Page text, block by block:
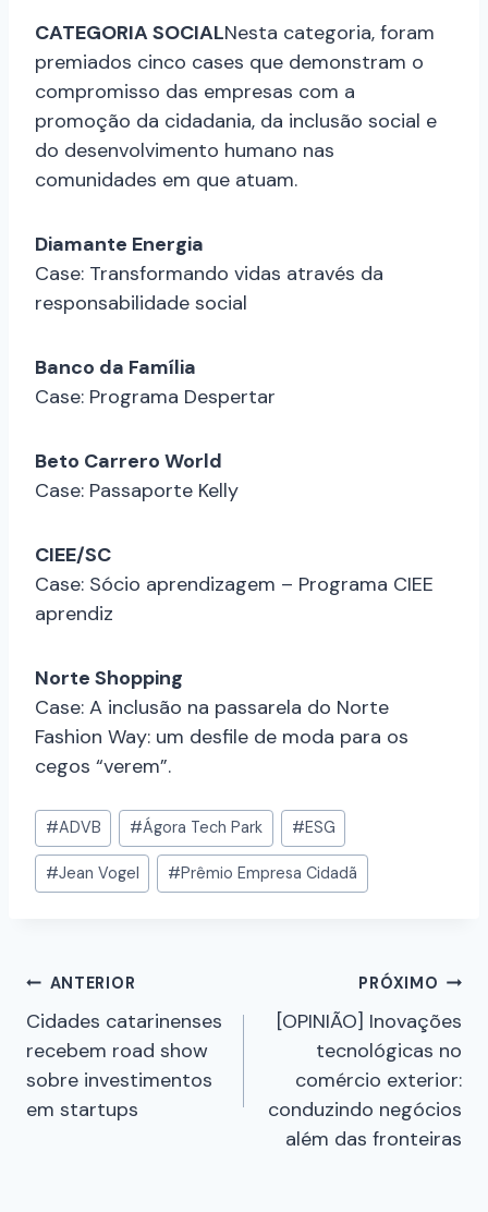
CATEGORIA SOCIALNesta categoria, foram
premiados cinco cases que demonstram o
compromisso das empresas com a
promoção da cidadania, da inclusão social e
do desenvolvimento humano nas
comunidades em que atuam.
Diamante Energia
Case: Transformando vidas através da
responsabilidade social
Banco da Família
Case: Programa Despertar
Beto Carrero World
Case: Passaporte Kelly
CIEE/SC
Case: Sócio aprendizagem – Programa CIEE
aprendiz
Norte Shopping
Case: A inclusão na passarela do Norte
Fashion Way: um desfile de moda para os
cegos “verem”.
#ADVB #Ágora Tech Park #ESG
#Jean Vogel #Prêmio Empresa Cidadã
ANTERIOR
Cidades catarinenses
recebem road show
sobre investimentos
em startups
PRÓXIMO
[OPINIÃO] Inovações
tecnológicas no
comércio exterior:
conduzindo negócios
além das fronteiras